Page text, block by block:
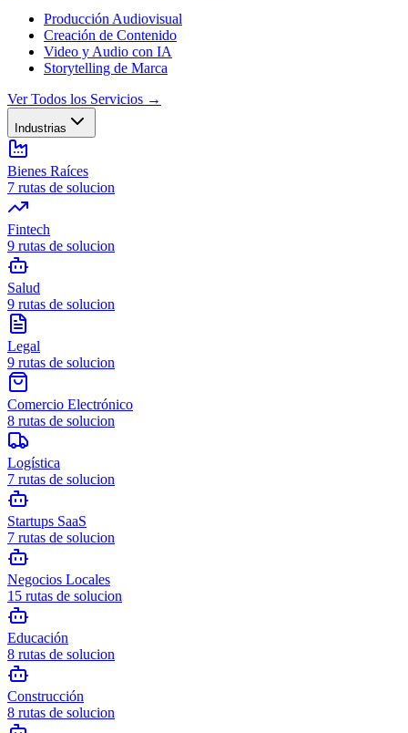
Producción Audiovisual
Creación de Contenido
Video y Audio con IA
Storytelling de Marca
Ver Todos los Servicios →
Industrias
Bienes Raíces
7 rutas de solucion
Fintech
9 rutas de solucion
Salud
9 rutas de solucion
Legal
9 rutas de solucion
Comercio Electrónico
8 rutas de solucion
Logística
7 rutas de solucion
Startups SaaS
7 rutas de solucion
Negocios Locales
15 rutas de solucion
Educación
8 rutas de solucion
Construcción
8 rutas de solucion